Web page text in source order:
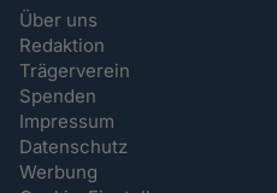
Über uns
Redaktion
Trägerverein
Spenden
Impressum
Datenschutz
Werbung